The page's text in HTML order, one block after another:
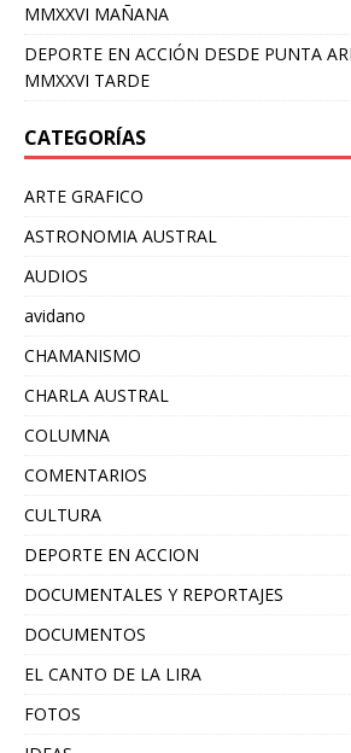
MMXXVI MAÑANA
DEPORTE EN ACCIÓN DESDE PUNTA
MMXXVI TARDE
CATEGORÍAS
ARTE GRAFICO
ASTRONOMIA AUSTRAL
AUDIOS
avidano
CHAMANISMO
CHARLA AUSTRAL
COLUMNA
COMENTARIOS
CULTURA
DEPORTE EN ACCION
DOCUMENTALES Y REPORTAJES
DOCUMENTOS
EL CANTO DE LA LIRA
FOTOS